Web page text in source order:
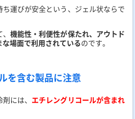
運びが安全という、ジェル状ならで
機能性・利便性が保たれ、アウトド
場面で利用されているのです。
を含む製品に注意
には、 エチレングリコールが含まれ